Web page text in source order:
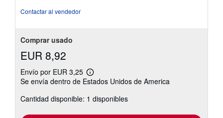
Contactar al vendedor
Comprar usado
EUR 8,92
Envío por EUR 3,25
Más
información
las
tarifas
Se envía dentro de Estados Unidos de America
Cantidad disponible: 1 disponibles